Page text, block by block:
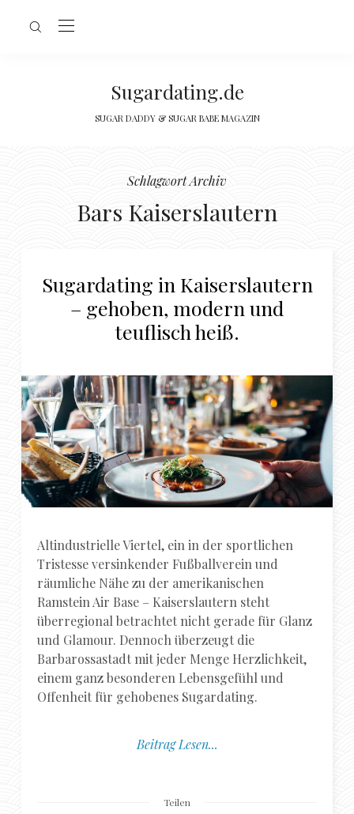
Sugardating.de
SUGAR DADDY & SUGAR BABE MAGAZIN
Schlagwort Archiv
Bars Kaiserslautern
Sugardating in Kaiserslautern
– gehoben, modern und
teuflisch heiß.
Altindustrielle Viertel, ein in der sportlichen
Tristesse versinkender Fußballverein und
räumliche Nähe zu der amerikanischen
Ramstein Air Base – Kaiserslautern steht
überregional betrachtet nicht gerade für Glanz
und Glamour. Dennoch überzeugt die
Barbarossastadt mit jeder Menge Herzlichkeit,
einem ganz besonderen Lebensgefühl und
Offenheit für gehobenes Sugardating.
Beitrag Lesen...
Teilen